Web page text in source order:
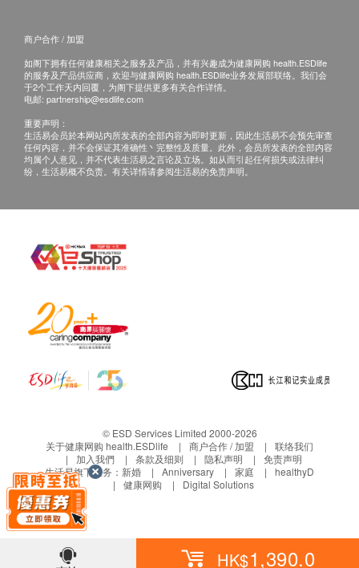
白血球
中性粒细胞百份比
中性粒细胞绝对值
单核细胞绝对值
单核细胞百份比
嗜酸性粒细胞绝对值
嗜酸粒细胞百份比
嗜碱性粒细胞绝对值
红血球
紅血球平均體積
红血球平均血红素量
红细胞分布宽度变异系数
血小板压积
平均血小板体积
血小板分布宽度
泌尿情况
小便酸碱度
小便葡萄糖
当面讲解：需至少提前1日预约具体时间（预约
联络电话：+852 5168 9180），体检人在约定
时间到中心聼医生当面讲解。如预约当面讲
解，有以下地点可供选择：
区海德三道1288号航天科技广场B座商业裙
楼5楼（非写字楼）。
金田路3037号金中环国际商务大厦40楼。
工业四路万融大厦A座5楼B单元。
胃镜/结肠镜/胃肠镜检查报告的领取和讲解
在体检日确认报告语言（报告语言可选择简体中文
或英文，讲解语言可选择普通话 / 广东话 / 英
取医生讲解；英文报告可在当日听取医生讲解，报
报告完成，医生于邮件解读活检报告。如和客人希
望通过电话或当面讲解，须另附诊费500元人民币
（直接向深圳市卓正医疗支付），可电话或
Whatsapp联络+852 5168 9180预约讲解时间与地
点。
HK$1,390.0
商户合作 / 加盟
如阁下拥有任何健康相关之服务及产品，并有兴趣成为健康网购 health.ESDlife
的服务及产品供应商，欢迎与健康网购 health.ESDlife业务发展部联络。我们会
于2个工作天内回覆，为阁下提供更多有关合作详情。
电邮: partnership@esdlife.com
重要声明：
生活易会员於本网站内所发表的全部内容为即时更新，因此生活易不会预先审查
任何内容，并不会保证其准确性丶完整性及质量。此外，会员所发表的全部内容
均属个人意见，并不代表生活易之言论及立场。如从而引起任何损失或法律纠
纷，生活易概不负责。有关详情请参阅生活易的免责声明。
© ESD Services Limited 2000-2026
关于健康网购 health.ESDlife
商户合作 / 加盟
联络我们
加入我們
条款及细则 隐私声明
免责声明
生活易旗下业务： 新婚 Anniversary 家庭
healthyD
健康网购
Digital Solutions